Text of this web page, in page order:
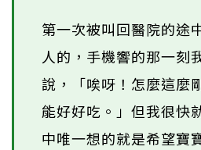
第一次被叫回醫院的途
人的，手機響的那一刻
說，「唉呀！怎麼這麼
能好好吃。」但我很快
中唯一想的就是希望寶